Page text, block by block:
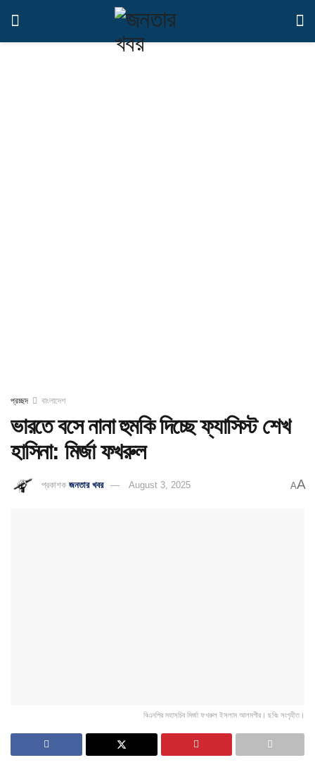
প্রচ্ছদ বাংলাদেশ
ভারতে বসে নানা হুমকি দিচ্ছে ফ্যাসিস্ট শেখ
হাসিনা: মির্জা ফখরুল
প্রকাশক জনতার খবর August 3, 2025 AA
বিএনপির মহাসচিব মির্জা ফখরুল ইসলাম আলমগীর। ছবিঃ সংগৃহীত।